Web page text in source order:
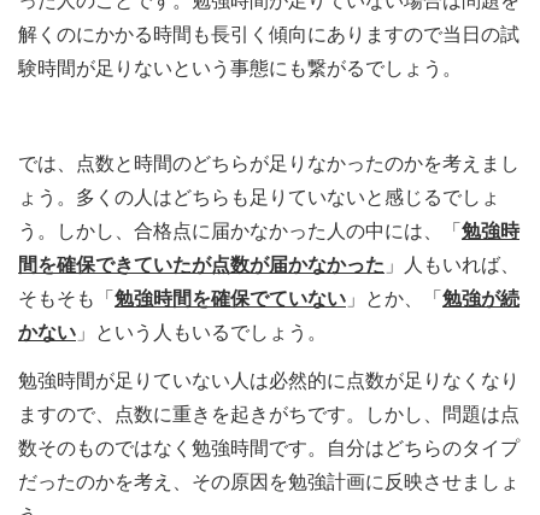
解くのにかかる時間も長引く傾向にありますので当日の試
験時間が足りないという事態にも繋がるでしょう。
では、点数と時間のどちらが足りなかったのかを考えまし
ょう。多くの人はどちらも足りていないと感じるでしょ
う。しかし、合格点に届かなかった人の中には、「勉強時
間を確保できていたが点数が届かなかった 」人もいれば、
そもそも「勉強時間を確保でていない 」とか、「勉強が続
かない 」という人もいるでしょう。
勉強時間が足りていない人は必然的に点数が足りなくなり
ますので、点数に重きを起きがちです。しかし、問題は点
数そのものではなく勉強時間です。自分はどちらのタイプ
だったのかを考え、その原因を勉強計画に反映させましょ